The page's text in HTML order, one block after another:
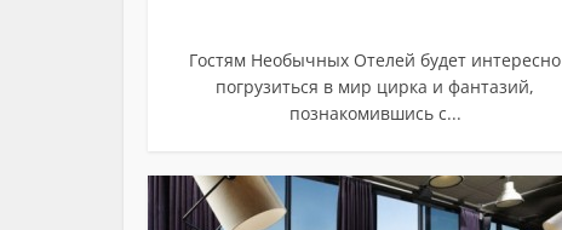
Гостям Необычных Отелей будет интересно
погрузиться в мир цирка и фантазий,
познакомившись с...